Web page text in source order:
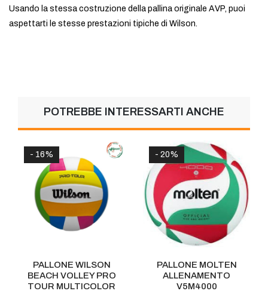
Usando la stessa costruzione della pallina originale AVP, puoi
aspettarti le stesse prestazioni tipiche di Wilson.
POTREBBE INTERESSARTI ANCHE
- 16%
PALLONE WILSON
BEACH VOLLEY PRO
TOUR MULTICOLOR
- 20%
PALLONE MOLTEN
ALLENAMENTO
V5M4000